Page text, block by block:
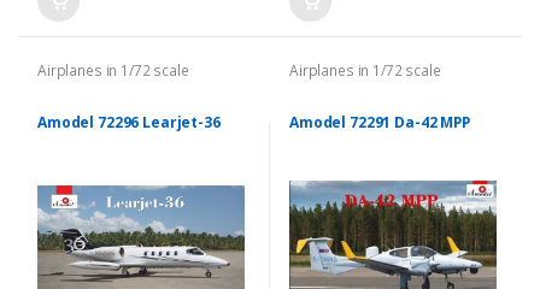
Airplanes in 1/72 scale
Amodel 72296 Learjet-36
Airplanes in 1/72 scale
Amodel 72291 Da-42 MPP